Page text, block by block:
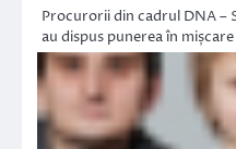
Procurorii din cadrul DNA –
au dispus punerea în